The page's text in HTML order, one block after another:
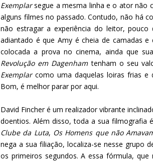
Exemplarsegue a mesma linha e o ator não
alguns filmes no passado. Contudo, não há
não estragar a experiência do leitor,
adiantado é que Amy é cheia de camadas
colocada a prova no cinema, ainda que
Revolução em Dagenhamtenham o seu
Exemplar como uma daquelas loiras frias
Bom, é melhor parar por aqui.
David Fincher é um realizador vibrante
doentios. Além disso, toda a sua filmografia
Clube da Luta, Os Homens que não
nega a sua filiação, localiza-se nesse grupo
os primeiros segundos. A essa fórmula, que